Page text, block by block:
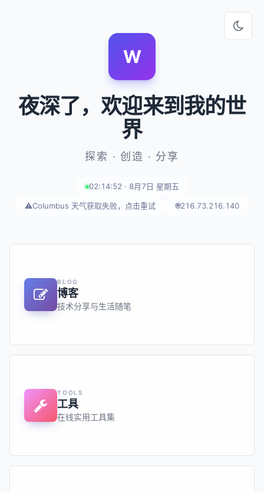
W
夜深了，欢迎来到我的世
界
探索 · 创造 · 分享
02:14:52 · 8月7日 星期五
⚠️Columbus 天气获取失败，点击重试 🌐216.73.216.140
BLOG
博客
技术分享与生活随笔
TOOLS
工具
在线实用工具集